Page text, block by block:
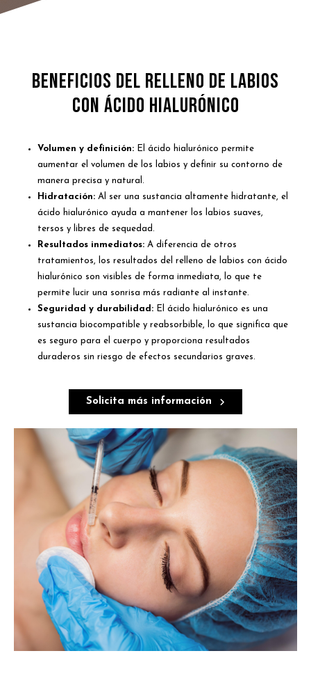
Beneficios del relleno de labios
con ácido hialurónico
Volumen y definición: El ácido hialurónico permite
aumentar el volumen de los labios y definir su contorno de
manera precisa y natural.
Hidratación: Al ser una sustancia altamente hidratante, el
ácido hialurónico ayuda a mantener los labios suaves,
tersos y libres de sequedad.
Resultados inmediatos: A diferencia de otros
tratamientos, los resultados del relleno de labios con ácido
hialurónico son visibles de forma inmediata, lo que te
permite lucir una sonrisa más radiante al instante.
Seguridad y durabilidad: El ácido hialurónico es una
sustancia biocompatible y reabsorbible, lo que significa que
es seguro para el cuerpo y proporciona resultados
duraderos sin riesgo de efectos secundarios graves.
Solicita más información